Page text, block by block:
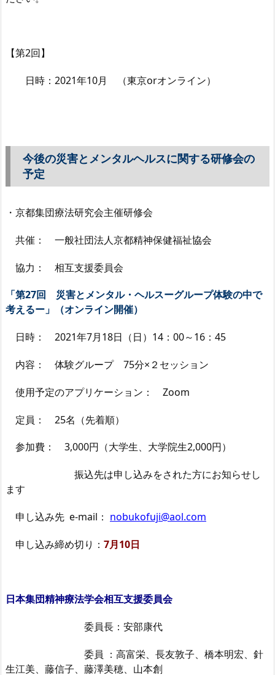
【第2回】
日時：2021年10月 （東京orオンライン）
今後の災害とメンタルヘルスに関する研修会の
予定
・京都集団療法研究会主催研修会
共催： 一般社団法人京都精神保健福祉協会
協力： 相互支援委員会
「第27回 災害とメンタル・ヘルスーグループ体験の中で
考えるー」（オンライン開催）
日時： 2021年7月18日（日）14：00～16：45
内容： 体験グループ 75分×２セッション
使用予定のアプリケーション： Zoom
定員： 25名（先着順）
参加費： 3,000円（大学生、大学院生2,000円）
振込先は申し込みをされた方にお知らせし
ます
申し込み先 e-mail： nobukofuji@aol.com
申し込み締め切り： 7月10日
日本集団精神療法学会相互支援委員会
委員長：安部康代
委員 ：高富栄、長友敦子、橋本明宏、針
生江美、藤信子、藤澤美穂、山本創